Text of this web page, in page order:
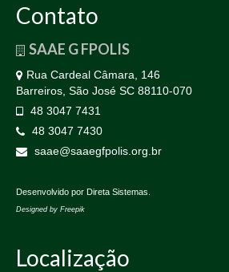
Contato
SAAE G FPOLIS
Rua Cardeal Câmara, 146
Barreiros, São José SC 88110-070
48 3047 7431
48 3047 7430
saae@saaegfpolis.org.br
Desenvolvido por Direta Sistemas
Designed by Freepik
Localização